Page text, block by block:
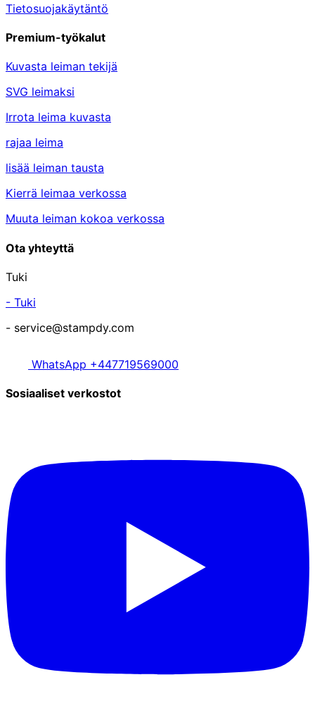
Tietosuojakäytäntö
Premium-työkalut
Kuvasta leiman tekijä
SVG leimaksi
Irrota leima kuvasta
rajaa leima
lisää leiman tausta
Kierrä leimaa verkossa
Muuta leiman kokoa verkossa
Ota yhteyttä
Tuki
- Tuki
- service@stampdy.com
WhatsApp +447719569000
Sosiaaliset verkostot